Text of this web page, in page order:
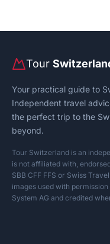
Tour
Your practical guide to
Independent travel
the perfect trip to the
beyond.
Tour Switzerland is an
is not affiliated with,
SBB CFF FFS or Swiss
images used with
System AG and credited